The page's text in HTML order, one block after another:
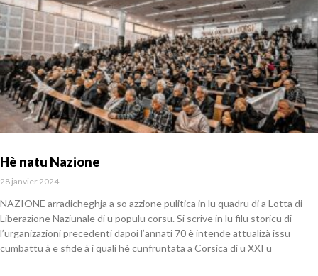
Hè natu Nazione
28 janvier 2024
NAZIONE arradicheghja a so azzione pulitica in lu quadru di a Lotta di
Liberazione Naziunale di u populu corsu. Si scrive in lu filu storicu di
l’urganizazioni precedenti dapoi l’annati 70 è intende attualizà issu
cumbattu à e sfide à i quali hè cunfruntata a Corsica di u XXI u